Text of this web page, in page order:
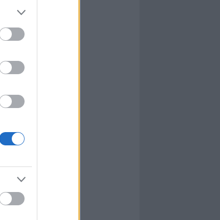
kis falunk
Mix
közt
TV
Takács Gábor
sorozat